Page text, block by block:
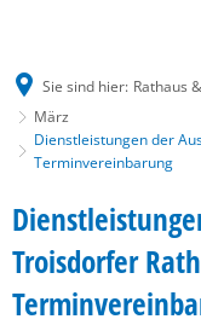
Sie sind hier: Rathaus
März
Dienstleistungen der
Terminvereinbarung
Troisdorfer